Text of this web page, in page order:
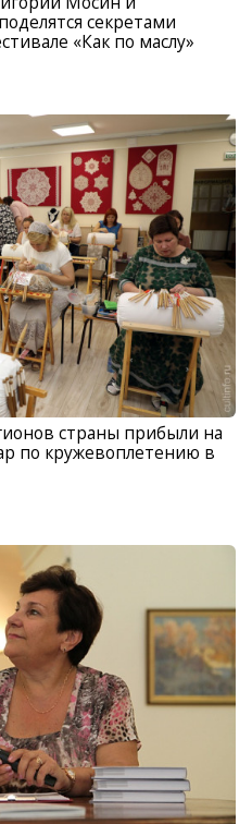
секретами
«Как по маслу»
страны прибыли на
по кружевоплетению в